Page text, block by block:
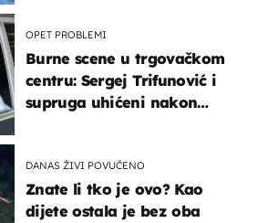
OPET PROBLEMI
Burne scene u trgovačkom
centru: Sergej Trifunović i
supruga uhićeni nakon
DANAS ŽIVI POVUČENO
Znate li tko je ovo? Kao
dijete ostala je bez oba